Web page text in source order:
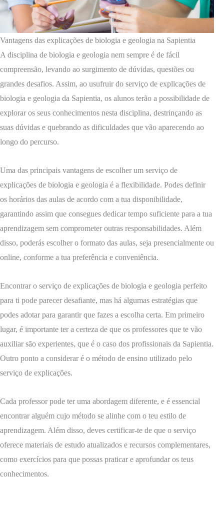
Vantagens das explicações de biologia e geologia na Sapientia
A disciplina de biologia e geologia nem sempre é de fácil
compreensão, levando ao surgimento de dúvidas, questões ou
grandes desafios. Assim, ao usufruir do serviço de explicações de
biologia e geologia da Sapientia, os alunos terão a possibilidade de
explorar os seus conhecimentos nesta disciplina, destrinçando as
suas dúvidas e quebrando as dificuldades que vão aparecendo ao
longo do percurso.
Uma das principais vantagens de escolher um serviço de
explicações de biologia e geologia é a flexibilidade. Podes definir
os horários das aulas de acordo com a tua disponibilidade,
garantindo assim que consegues dedicar tempo suficiente para a tua
aprendizagem sem comprometer outras responsabilidades. Além
disso, poderás escolher o formato das aulas, seja presencialmente ou
online, conforme a tua preferência e conveniência.
Encontrar o serviço de explicações de biologia e geologia perfeito
para ti pode parecer desafiante, mas há algumas estratégias que
podes adotar para garantir que fazes a escolha certa. Em primeiro
lugar, é importante ter a certeza de que os professores que te vão
auxiliar são experientes, que é o caso dos profissionais da Sapientia.
Outro ponto a considerar é o método de ensino utilizado pelo
serviço de explicações.
Cada professor pode ter uma abordagem diferente, e é essencial
encontrar alguém cujo método se alinhe com o teu estilo de
aprendizagem. Além disso, deves certificar-te de que o serviço
oferece materiais de estudo atualizados e recursos complementares,
como exercícios para que possas praticar e aprofundar os teus
conhecimentos.